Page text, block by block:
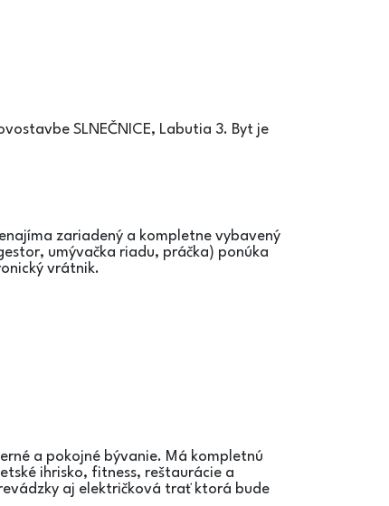
SLNEČNICE, Labutia 3. Byt je
zariadený a kompletne vybavený
umývačka riadu, práčka) ponúka
vrátnik.
a pokojné bývanie. Má kompletnú
ihrisko, fitness, reštaurácie a
aj električková trať ktorá bude